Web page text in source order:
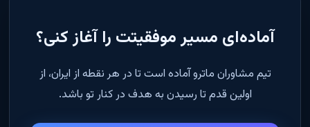
آماده‌ای مسیر موفقیتت را آغاز کنی؟
تیم مشاوران ماترو آماده است تا در هر نقطه از ایران، از
اولین قدم تا رسیدن به هدف در کنار تو باشد.